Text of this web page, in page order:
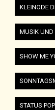
KLEINODE
MUSIK UND
SHOW ME
STATUS POP